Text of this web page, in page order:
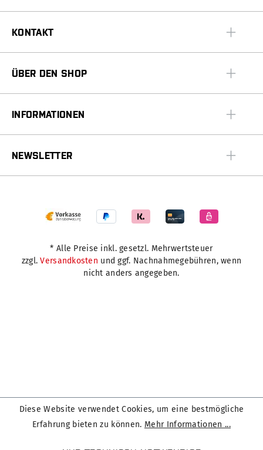
KONTAKT
ÜBER DEN SHOP
INFORMATIONEN
NEWSLETTER
* Alle Preise inkl. gesetzl. Mehrwertsteuer
zzgl.Versandkosten und ggf. Nachnahmegebühren, wenn
nicht anders angegeben.
Diese Website verwendet Cookies, um eine bestmögliche
Erfahrung bieten zu können. Mehr Informationen ...